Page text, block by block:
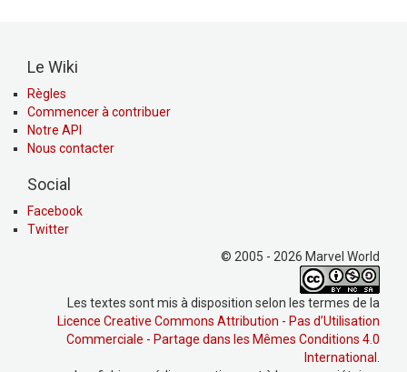
Le Wiki
Règles
Commencer à contribuer
Notre API
Nous contacter
Social
Facebook
Twitter
© 2005 - 2026 Marvel World
Les textes sont mis à disposition selon les termes de la
Licence Creative Commons Attribution - Pas d’Utilisation
Commerciale - Partage dans les Mêmes Conditions 4.0
International .